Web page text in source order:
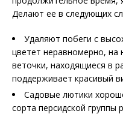
Делают ее в следующих
Удаляют побеги с
цветет неравномерно, на
веточки, находящиеся в
поддерживает красивый
Садовые лютики
сорта персидской